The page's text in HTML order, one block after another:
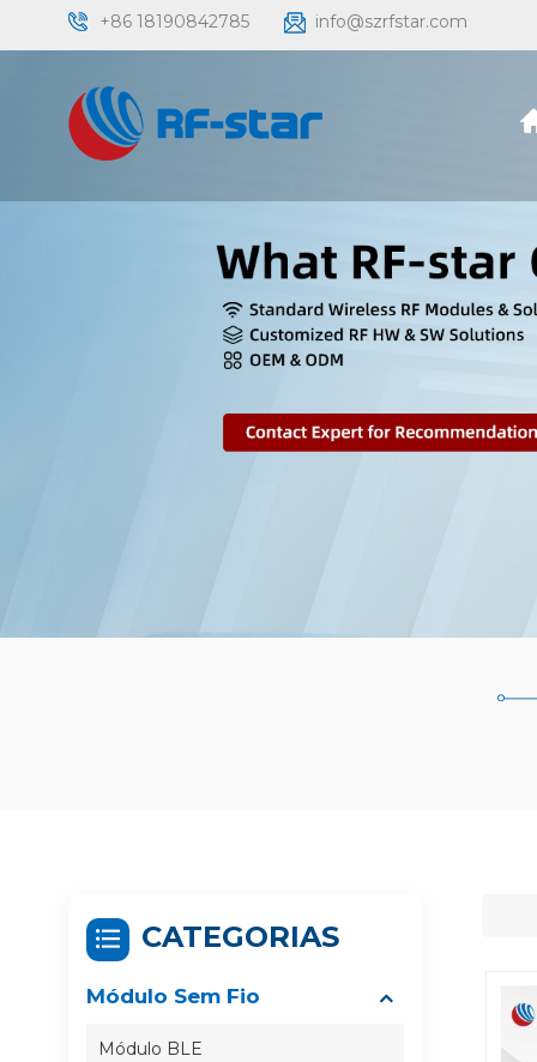
+86 18190842785 info@szrfstar.com
CATEGORIAS
Módulo Sem Fio
Módulo BLE